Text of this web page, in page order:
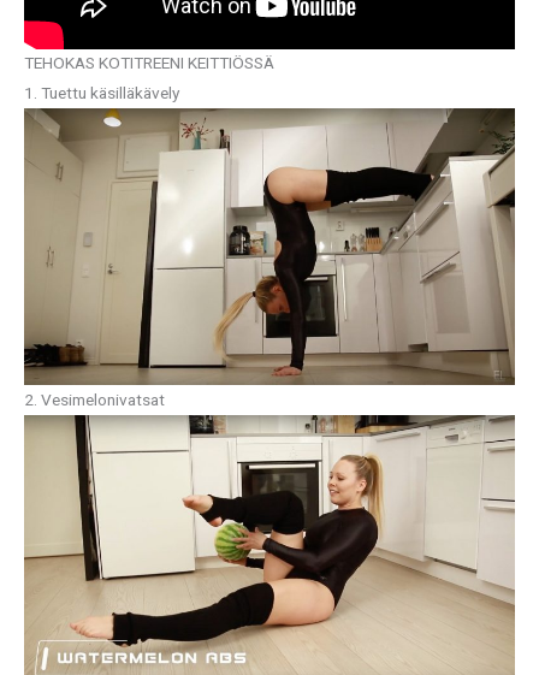
TEHOKAS KOTITREENI KEITTIÖSSÄ
1. Tuettu käsilläkävely
2. Vesimelonivatsat